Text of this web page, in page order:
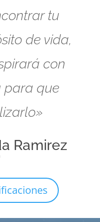
tu
de vida,
con
para que
Ramirez